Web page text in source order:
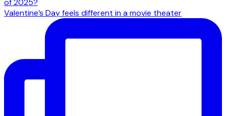
Valentine’s Day feels different in a movie theater